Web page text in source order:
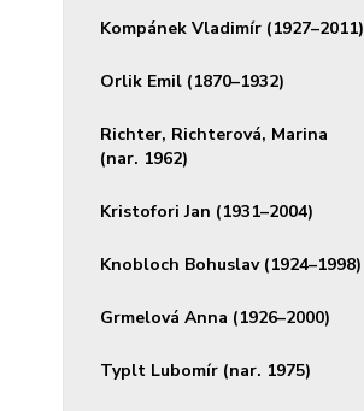
Kompánek Vladimír (1927–2011)
Orlik Emil (1870–1932)
Richter, Richterová, Marina
(nar. 1962)
Kristofori Jan (1931–2004)
Knobloch Bohuslav (1924–1998)
Grmelová Anna (1926–2000)
Typlt Lubomír (nar. 1975)